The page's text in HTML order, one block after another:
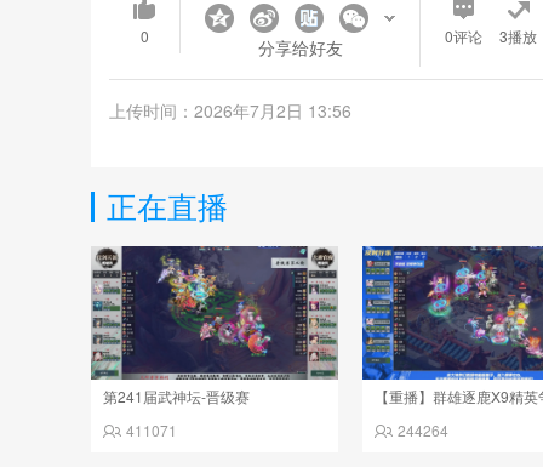
0 分享给好友 0评论 3播放
上传时间：2026年7月2日 13:56
正在直播
第241届武神坛-晋级赛
411071
244264